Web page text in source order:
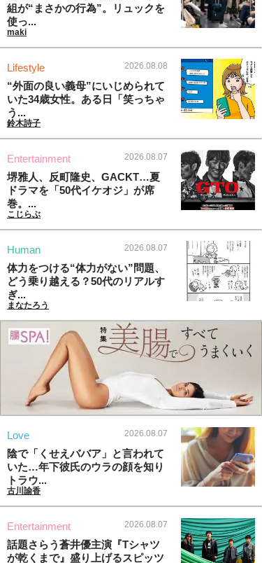
組が“まさかの行為”。リュックを
使っ...
maki
Lifestyle 2026.08.08
“外面の良い義母”にいじめられて
いた34歳女性。ある日「笑っちゃ
う...
鈴木詩子
Entertainment 2026.08.07
堺雅人、反町隆史、GACKT…夏
ドラマを「50代イケオジ」が席
巻。...
こじらぶ
Human 2026.08.07
体力をつける“体力がない”問題、
どう乗り越える？50代のリアルす
ぎ...
まなたろう
Love 2026.08.07
陰で「くせえババア」と言われて
いた…年下彼氏のウラの顔を知り
トラウ...
古川諭香
Entertainment 2026.08.07
話題さらう蒼井優主演『Tシャツ
が乾くまで』盛り上げるスピッツ